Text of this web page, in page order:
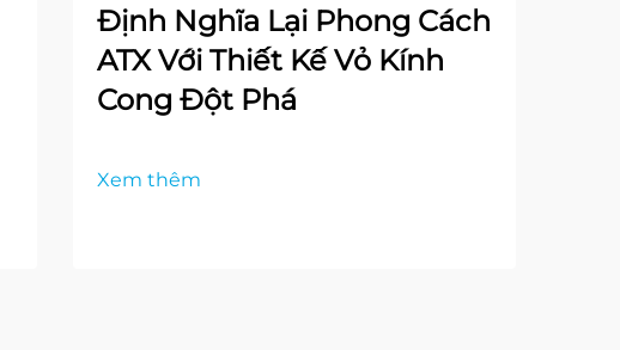
Định Nghĩa Lại Phong Cách
ATX Với Thiết Kế Vỏ Kính
Cong Đột Phá
Xem thêm